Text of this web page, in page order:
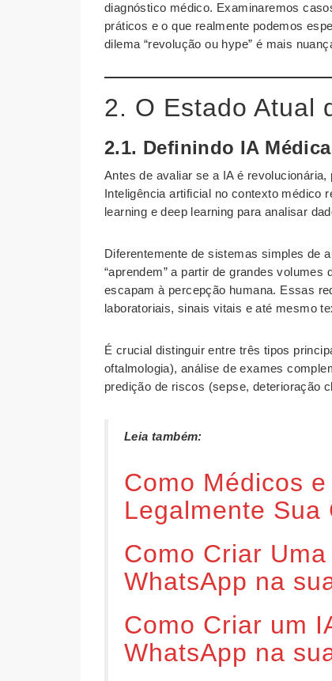
diagnóstico médico. Examinaremos
práticos e o que realmente podemos
dilema “revolução ou hype” é mais
2. O Estado Atual
2.1. Definindo IA Médica
Antes de avaliar se a IA é
Inteligência artificial no contexto médico
learning e deep learning para analisar
Diferentemente de sistemas simples de
“aprendem” a partir de grandes
escapam à percepção humana. Essas
laboratoriais, sinais vitais e até mesmo
É crucial distinguir entre três tipos
oftalmologia), análise de exames
predição de riscos (sepse, deterioração
Leia também:
Como Médicos
Legalmente Sua
Como Criar
WhatsApp na
Como Criar um
WhatsApp na